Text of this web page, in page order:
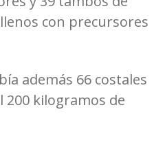
con precursores
además 66 costales
200 kilogramos de